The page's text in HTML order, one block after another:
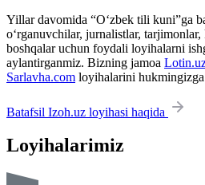
Yillar davomida “O‘zbek tili kuni”ga
o‘rganuvchilar, jurnalistlar,
boshqalar uchun foydali loyihalarni
aylantirganmiz. Bizning jamoa
Sarlavha.com loyihalarini
Batafsil Izoh.uz loyihasi haqida
Loyihalarimiz